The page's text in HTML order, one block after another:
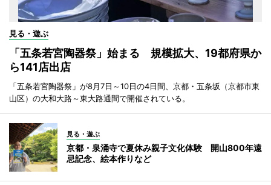
見る・遊ぶ
「五条若宮陶器祭」始まる 規模拡大、19都府県か
ら141店出店
「五条若宮陶器祭」が8月7日～10日の4日間、京都・五条坂（京都市東
山区）の大和大路～東大路通間で開催されている。
見る・遊ぶ
京都・泉涌寺で夏休み親子文化体験 開山800年遠
忌記念、絵本作りなど